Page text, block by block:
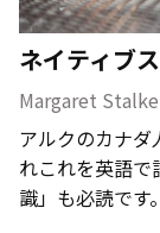
ネイティブ
Margaret
アルクのカナ
れこれを英語で
識」も必読です。